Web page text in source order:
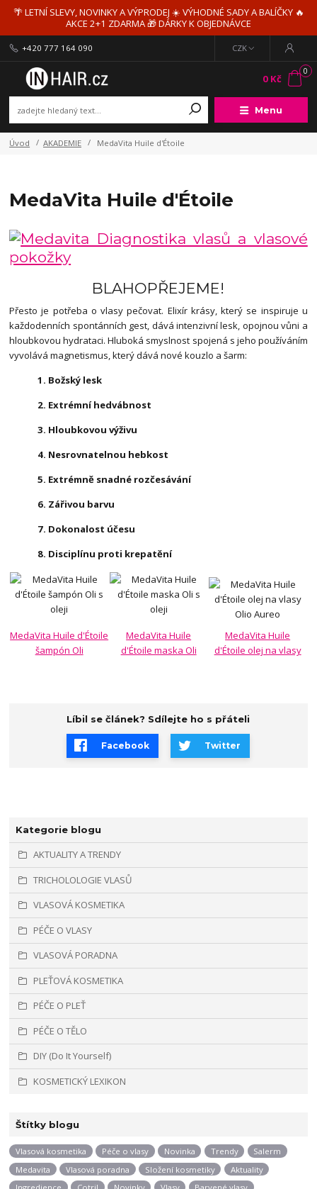
🌴 LETNÍ SLEVY, NOVINKY A VÝPRODEJ ☀️ VÝHODNÉ SADY A BALÍČKY 🔥
AKCE 2+1 ZDARMA 🎁 DÁRKY K OBJEDNÁVCE
Menu
CZK
+420 777 164 090
0
0 Kč
Úvod AKADEMIE MedaVita Huile d'Étoile
Kategorie blogu
AKTUALITY A TRENDY
TRICHOLOLOGIE VLASŮ
VLASOVÁ KOSMETIKA
PÉČE O VLASY
VLASOVÁ PORADNA
PLEŤOVÁ KOSMETIKA
PÉČE O PLEŤ
PÉČE O TĚLO
DIY (Do It Yourself)
KOSMETICKÝ LEXIKON
Štítky blogu
Vlasová kosmetika Péče o vlasy Novinka Trendy
Salerm
Medavita
Vlasová poradna Složení kosmetiky
Aktuality
MedaVita Huile d'Étoile
BLAHOPŘEJEME!
Přesto je potřeba o vlasy pečovat. Elixír krásy, který se inspiruje u
každodenních spontánních gest, dává intenzivní lesk, opojnou vůni a
hloubkovou hydrataci. Hluboká smyslnost spojená s jeho používáním
vyvolává magnetismus, který dává nové kouzlo a šarm:
1. Božský lesk
2. Extrémní hedvábnost
3. Hloubkovou výživu
4. Nesrovnatelnou hebkost
5. Extrémně snadné rozčesávání
6. Zářivou barvu
7. Dokonalost účesu
8. Disciplínu proti krepatění
MedaVita Huile d'Étoile
šampón Oli
MedaVita Huile
d'Étoile maska Oli
MedaVita Huile
d'Étoile olej na vlasy
Líbil se článek? Sdílejte ho s přáteli
Facebook Twitter